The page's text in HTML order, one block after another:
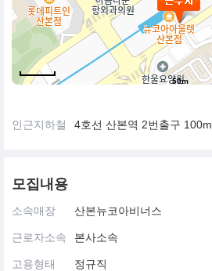
50m
인근지하철 4호선 산본역 2번출구
모집내용
소속매장 산본뉴코아비너스
근로자소속 본사소속
고용형태 정규직